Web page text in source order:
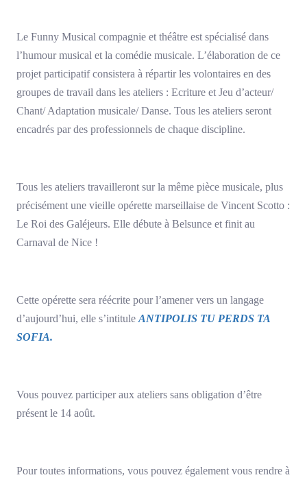
Le Funny Musical compagnie et théâtre est spécialisé dans
l’humour musical et la comédie musicale. L’élaboration de ce
projet participatif consistera à répartir les volontaires en des
groupes de travail dans les ateliers : Ecriture et Jeu d’acteur/
Chant/ Adaptation musicale/ Danse. Tous les ateliers seront
encadrés par des professionnels de chaque discipline.
Tous les ateliers travailleront sur la même pièce musicale, plus
précisément une vieille opérette marseillaise de Vincent Scotto :
Le Roi des Galéjeurs. Elle débute à Belsunce et finit au
Carnaval de Nice !
Cette opérette sera réécrite pour l’amener vers un langage
d’aujourd’hui, elle s’intitule ANTIPOLIS TU PERDS TA
SOFIA.
Vous pouvez participer aux ateliers sans obligation d’être
présent le 14 août.
Pour toutes informations, vous pouvez également vous rendre à